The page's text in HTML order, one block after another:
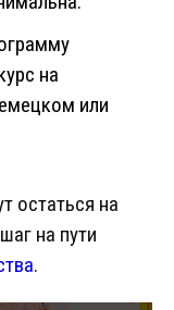
на
или
остаться на
на пути
.